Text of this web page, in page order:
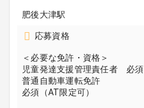
肥後大津駅
応募資格
＜必要な免許・資格＞
児童発達支援管理責任者 必須
普通自動車運転免許
必須（AT限定可）